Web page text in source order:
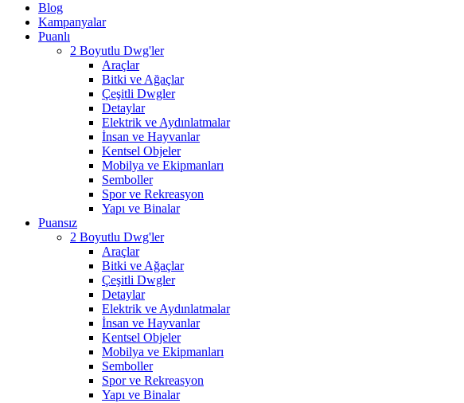
Blog
Kampanyalar
Puanlı
2 Boyutlu Dwg'ler
Araçlar
Bitki ve Ağaçlar
Çeşitli Dwgler
Detaylar
Elektrik ve Aydınlatmalar
İnsan ve Hayvanlar
Kentsel Objeler
Mobilya ve Ekipmanları
Semboller
Spor ve Rekreasyon
Yapı ve Binalar
Puansız
2 Boyutlu Dwg'ler
Araçlar
Bitki ve Ağaçlar
Çeşitli Dwgler
Detaylar
Elektrik ve Aydınlatmalar
İnsan ve Hayvanlar
Kentsel Objeler
Mobilya ve Ekipmanları
Semboller
Spor ve Rekreasyon
Yapı ve Binalar